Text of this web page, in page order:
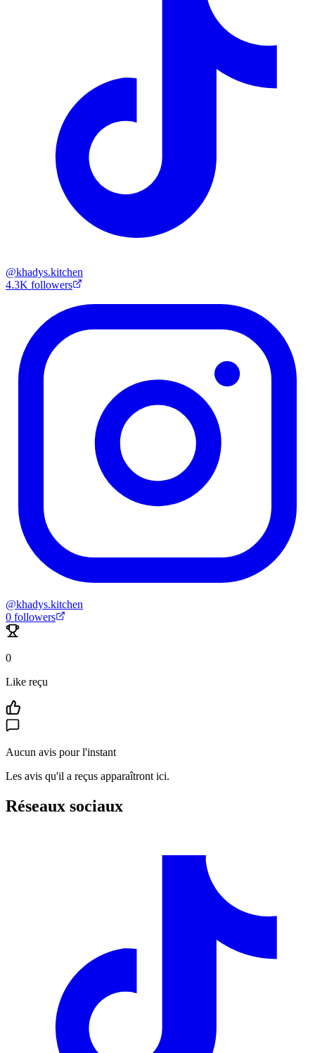
@khadys.kitchen
4.3K followers
@khadys.kitchen
0 followers
0
Like reçu
Aucun avis pour l'instant
Les avis qu'il a reçus apparaîtront ici.
Réseaux sociaux